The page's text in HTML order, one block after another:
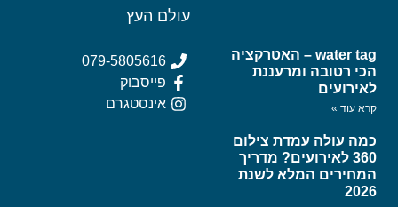
עולם העץ
water tag – האטרקציה
הכי רטובה ומרעננת
לאירועים
קרא עוד »
כמה עולה עמדת צילום
360 לאירועים? מדריך
המחירים המלא לשנת
2026
079-5805616
פייסבוק
אינסטגרם